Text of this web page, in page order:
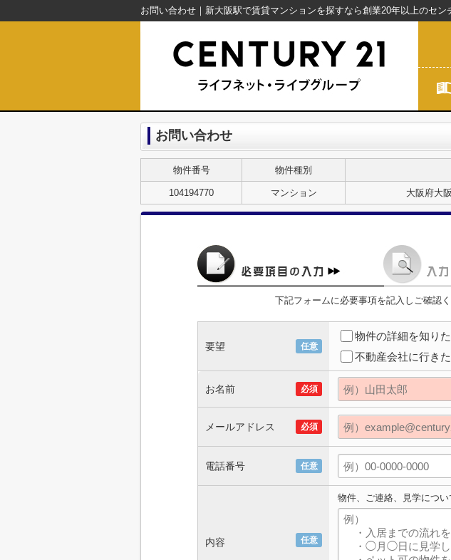
お問い合わせ
物件番号 物件種別
104194770 マンション 大阪府大
下記フォームに必要事項を記入しご確認
要望 任意
物件の詳細を知り
不動産会社に行き
お名前 必須
メールアドレス 必須
電話番号 任意
内容 任意
物件、ご連絡、見学につ